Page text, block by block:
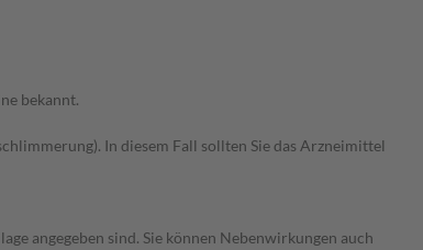
bekannt.
In diesem Fall sollten Sie das Arzneimittel
angegeben sind. Sie können Nebenwirkungen auch